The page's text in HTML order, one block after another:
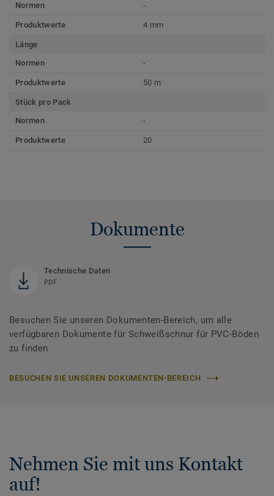
Normen
-
Produktwerte 4 mm
Länge
Normen
-
Produktwerte 50 m
Stück pro Pack
Normen
-
Produktwerte 20
Dokumente
Technische Daten
PDF
Besuchen Sie unseren Dokumenten-Bereich, um alle
verfügbaren Dokumente für Schweißschnur für PVC-Böden
zu finden
BESUCHEN SIE UNSEREN DOKUMENTEN-BEREICH
Nehmen Sie mit uns Kontakt
auf!